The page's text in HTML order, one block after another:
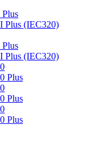
Plus
Plus (IEC320)
Plus
Plus (IEC320)
Plus
Plus
Plus